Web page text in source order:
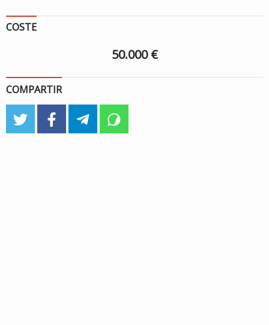
COSTE
50.000 €
COMPARTIR
twitter facebook telegram